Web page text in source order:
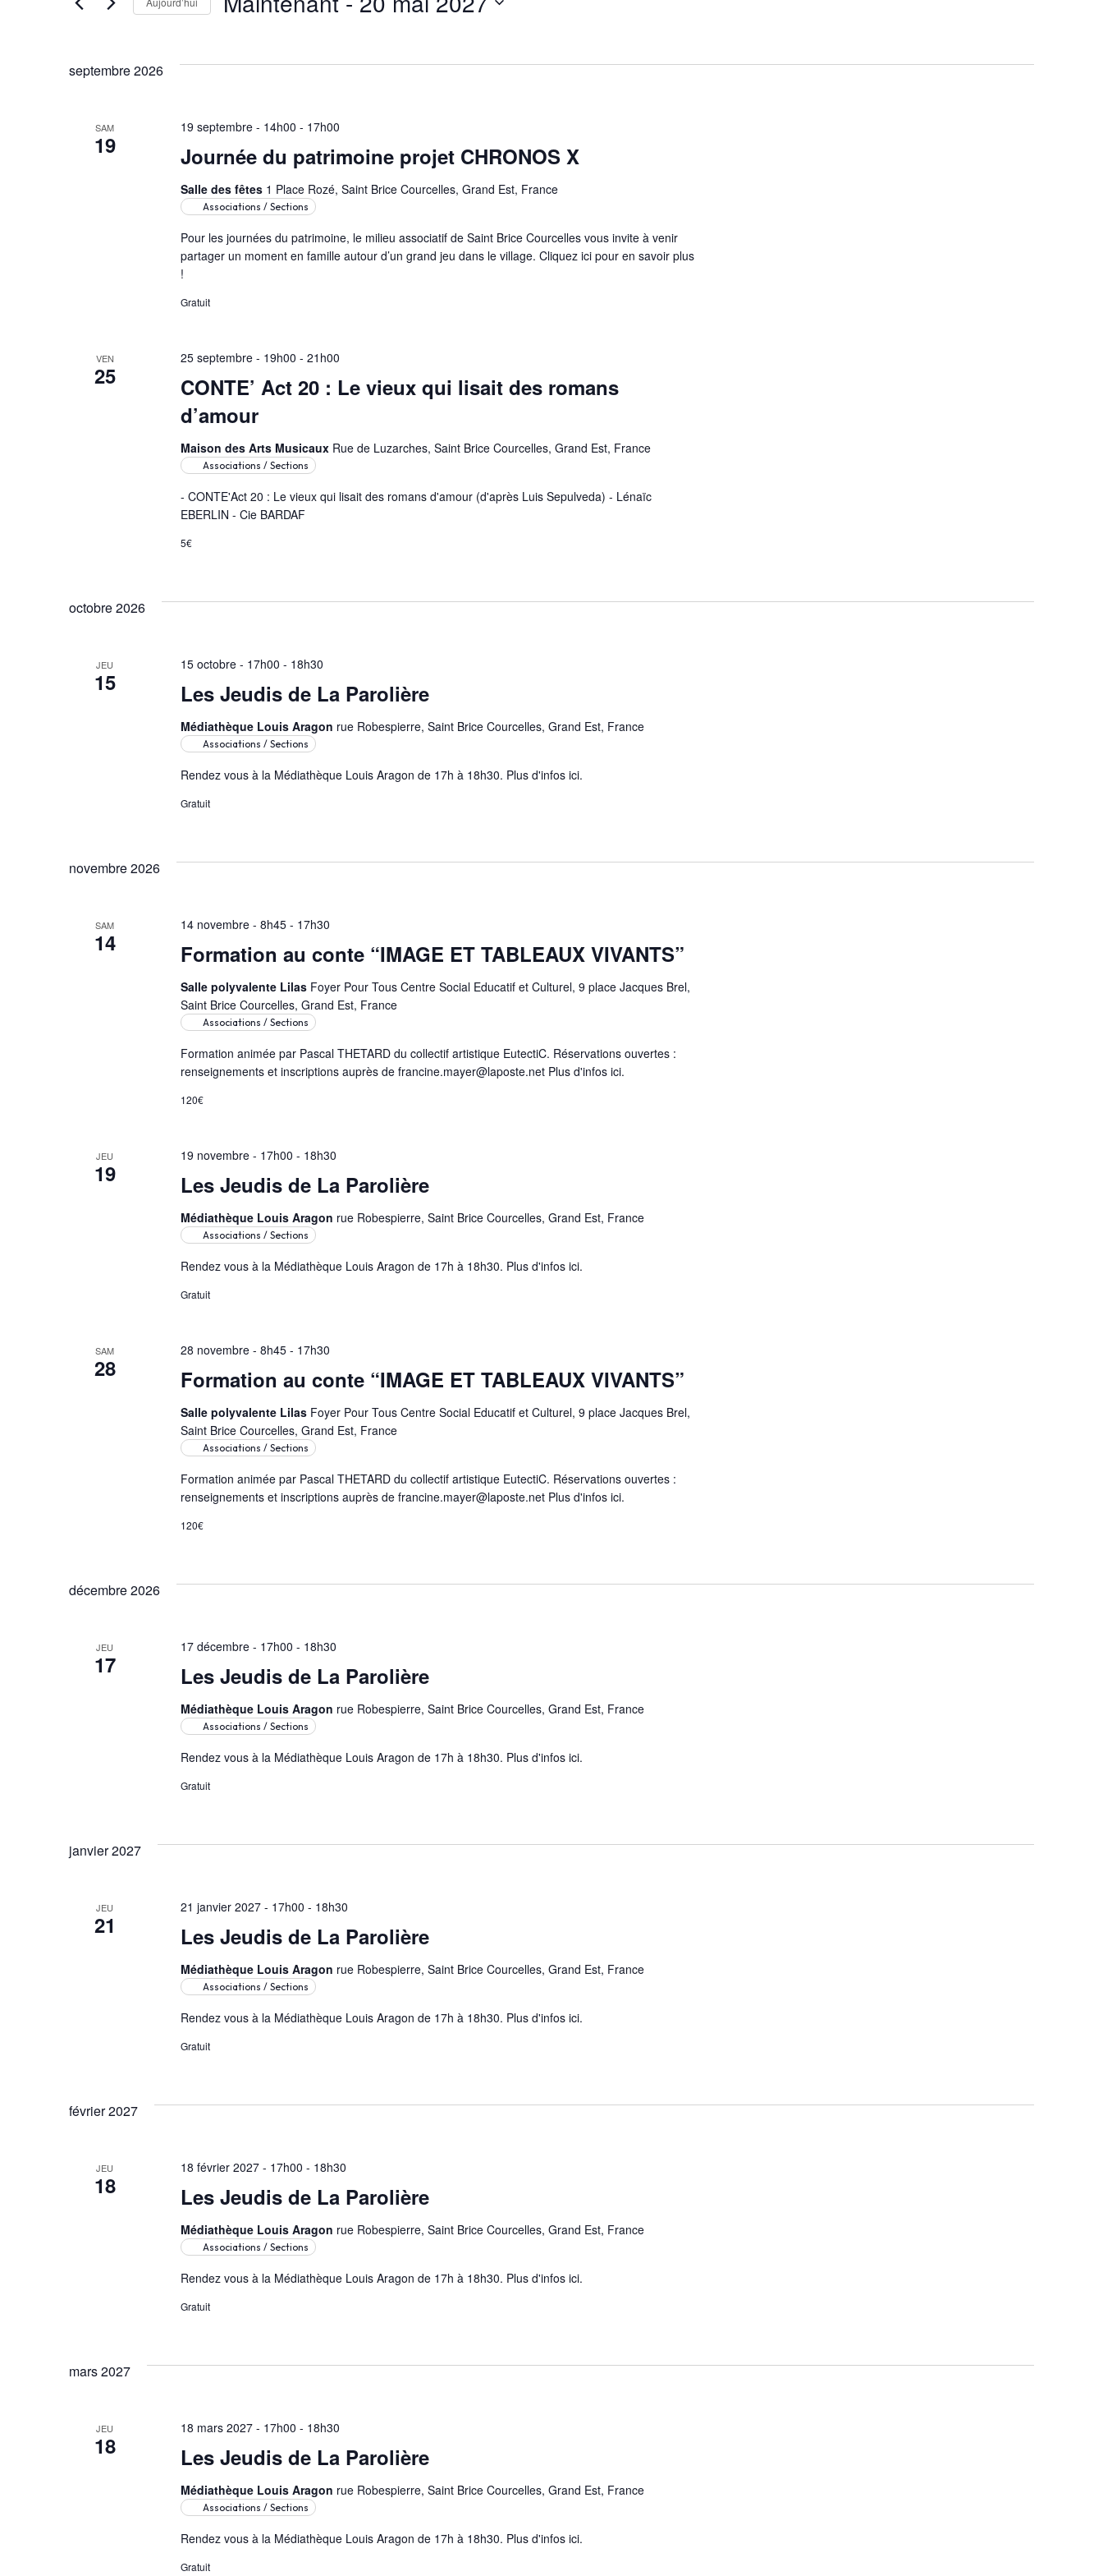
navigation
de
Évènements
mot-
septembre 2026
SAM
19 Journée du patrimoine projet CHRONOS X
19 septembre - 14h00 - 17h00
Salle des fêtes 1 Place Rozé, Saint Brice Courcelles, Grand Est, France
Associations / Sections
Pour les journées du patrimoine, le milieu associatif de Saint Brice Courcelles vous invite à venir
partager un moment en famille autour d’un grand jeu dans le village. Cliquez ici pour en savoir plus
!
Gratuit
VEN
25
CONTE’ Act 20 : Le vieux qui lisait des romans
d’amour
25 septembre - 19h00 - 21h00
Maison des Arts Musicaux Rue de Luzarches, Saint Brice Courcelles, Grand Est, France
Associations / Sections
- CONTE'Act 20 : Le vieux qui lisait des romans d'amour (d'après Luis Sepulveda) - Lénaïc
EBERLIN - Cie BARDAF
5€
octobre 2026
JEU
15 Les Jeudis de La Parolière
15 octobre - 17h00 - 18h30
Médiathèque Louis Aragon rue Robespierre, Saint Brice Courcelles, Grand Est, France
Associations / Sections
Rendez vous à la Médiathèque Louis Aragon de 17h à 18h30. Plus d'infos ici.
Gratuit
novembre 2026
SAM
14 Formation au conte “IMAGE ET TABLEAUX VIVANTS”
14 novembre - 8h45- 17h30
Salle polyvalente Lilas Foyer Pour Tous Centre Social Educatif et Culturel, 9 place Jacques Brel,
Saint Brice Courcelles, Grand Est, France
Associations / Sections
Formation animée par Pascal THETARD du collectif artistique EutectiC. Réservations ouvertes :
renseignements et inscriptions auprès de francine.mayer@laposte.net Plus d'infos ici.
120€
JEU
19 Les Jeudis de La Parolière
19 novembre - 17h00 - 18h30
Médiathèque Louis Aragon rue Robespierre, Saint Brice Courcelles, Grand Est, France
Associations / Sections
Rendez vous à la Médiathèque Louis Aragon de 17h à 18h30. Plus d'infos ici.
Gratuit
SAM
28 Formation au conte “IMAGE ET TABLEAUX VIVANTS”
28 novembre - 8h45- 17h30
Salle polyvalente Lilas Foyer Pour Tous Centre Social Educatif et Culturel, 9 place Jacques Brel,
Saint Brice Courcelles, Grand Est, France
Associations / Sections
Formation animée par Pascal THETARD du collectif artistique EutectiC. Réservations ouvertes :
renseignements et inscriptions auprès de francine.mayer@laposte.net Plus d'infos ici.
120€
décembre 2026
JEU
17 Les Jeudis de La Parolière
17 décembre - 17h00 - 18h30
Médiathèque Louis Aragon rue Robespierre, Saint Brice Courcelles, Grand Est, France
Associations / Sections
Rendez vous à la Médiathèque Louis Aragon de 17h à 18h30. Plus d'infos ici.
Gratuit
janvier 2027
JEU
21 Les Jeudis de La Parolière
21 janvier 2027 - 17h00 - 18h30
Médiathèque Louis Aragon rue Robespierre, Saint Brice Courcelles, Grand Est, France
Associations / Sections
Rendez vous à la Médiathèque Louis Aragon de 17h à 18h30. Plus d'infos ici.
Gratuit
février 2027
JEU
18 Les Jeudis de La Parolière
18 février 2027 - 17h00 - 18h30
Médiathèque Louis Aragon rue Robespierre, Saint Brice Courcelles, Grand Est, France
Associations / Sections
Rendez vous à la Médiathèque Louis Aragon de 17h à 18h30. Plus d'infos ici.
Gratuit
mars 2027
JEU
18 Les Jeudis de La Parolière
18 mars 2027 - 17h00 - 18h30
Médiathèque Louis Aragon rue Robespierre, Saint Brice Courcelles, Grand Est, France
Associations / Sections
Rendez vous à la Médiathèque Louis Aragon de 17h à 18h30. Plus d'infos ici.
Gratuit